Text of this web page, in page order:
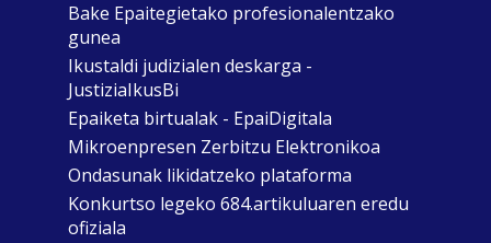
Bake Epaitegietako profesionalentzako
gunea
Ikustaldi judizialen deskarga -
JustiziaIkusBi
Epaiketa birtualak - EpaiDigitala
Mikroenpresen Zerbitzu Elektronikoa
Ondasunak likidatzeko plataforma
Konkurtso legeko 684.artikuluaren eredu
ofiziala